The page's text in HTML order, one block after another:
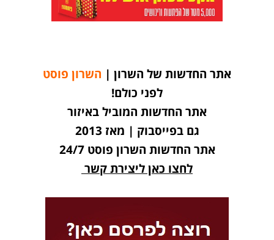
אתר החדשות של השרון | השרון פוסט
לפני כולם!
אתר החדשות המוביל באיזור
גם בפייסבוק | מאז 2013
אתר החדשות השרון פוסט 24/7
לחצו כאן ליצירת קשר